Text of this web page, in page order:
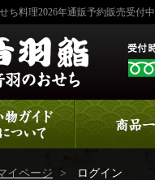
ち料理2026年通販予約販売受付中
イページ ログイン